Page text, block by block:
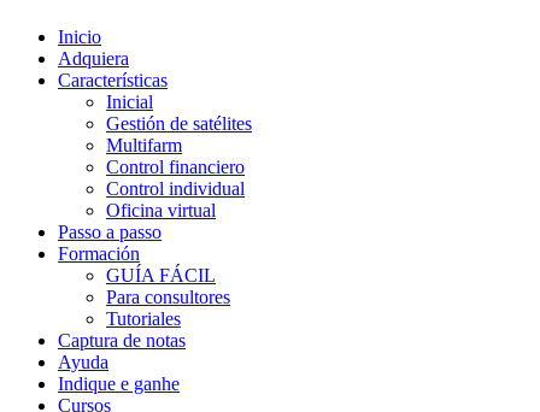
Inicio
Adquiera
Características
Inicial
Gestión de satélites
Multifarm
Control financiero
Control individual
Oficina virtual
Passo a passo
Formación
GUÍA FÁCIL
Para consultores
Tutoriales
Captura de notas
Ayuda
Indique e ganhe
Cursos